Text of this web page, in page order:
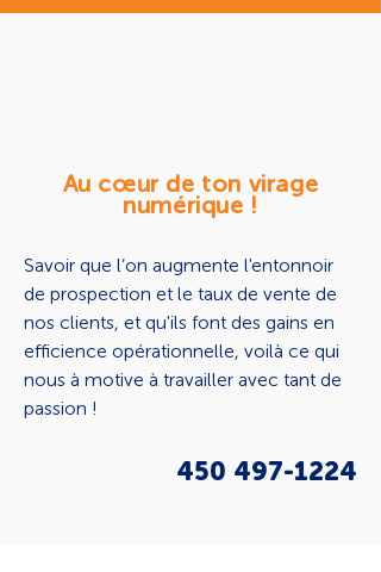
Au cœur de ton virage
numérique !
Savoir que l’on augmente l'entonnoir
de prospection et le taux de vente de
nos clients, et qu'ils font des gains en
efficience opérationnelle, voilà ce qui
nous à motive à travailler avec tant de
passion !
450 497-1224